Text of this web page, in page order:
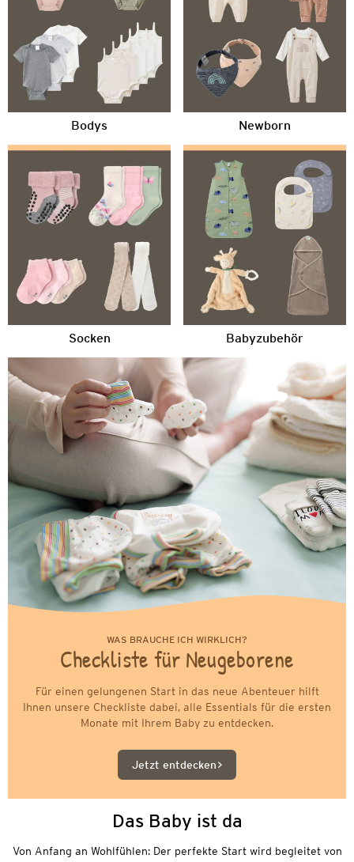
Bodys Newborn
Socken Babyzubehör
WAS BRAUCHE ICH WIRKLICH?
Checkliste für Neugeborene
Für einen gelungenen Start in das neue Abenteuer hilft
Ihnen unsere Checkliste dabei, alle Essentials für die ersten
Monate mit Ihrem Baby zu entdecken.
Jetzt entdecken
Das Baby ist da
Von Anfang an Wohlfühlen: Der perfekte Start wird begleitet von